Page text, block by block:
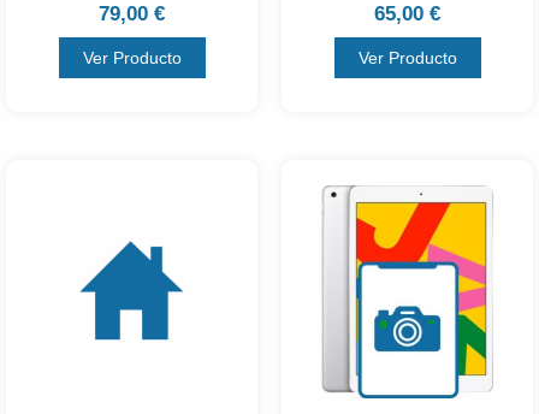
79,00 €
Ver Producto
65,00 €
Ver Producto